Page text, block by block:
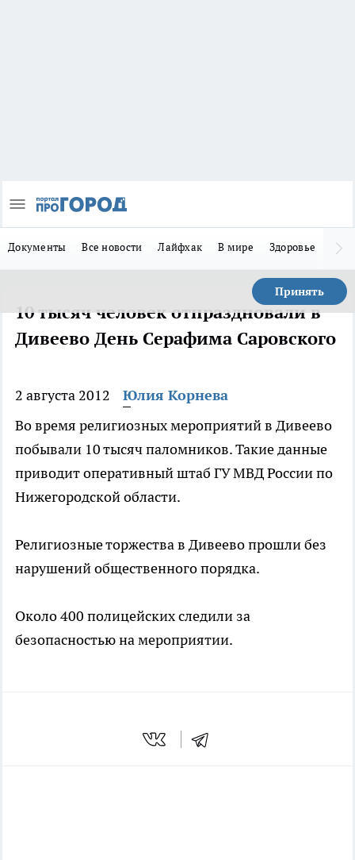
Документы Все новости Лайфхак В мире Здоровье
Принять
10 тысяч человек отпраздновали в
Дивеево День Серафима Саровского
2 августа 2012
Юлия Корнева
Во время религиозных мероприятий в Дивеево
побывали 10 тысяч паломников. Такие данные
приводит оперативный штаб ГУ МВД России по
Нижегородской области.
Религиозные торжества в Дивеево прошли без
нарушений общественного порядка.
Около 400 полицейских следили за
безопасностью на мероприятии.